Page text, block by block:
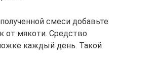
смеси добавьте
от мякоти. Средство
каждый день. Такой